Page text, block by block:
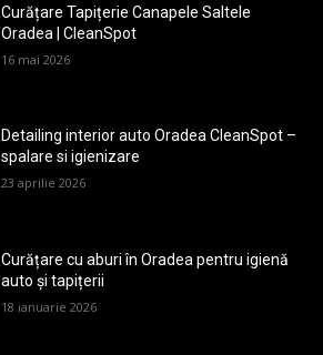
Curățare Tapițerie Canapele Saltele
Oradea | CleanSpot
16 mai 2026
Detailing interior auto Oradea CleanSpot –
spalare si igienizare
23 aprilie 2026
Curățare cu aburi în Oradea pentru igienă
auto și tapițerii
18 ianuarie 2026